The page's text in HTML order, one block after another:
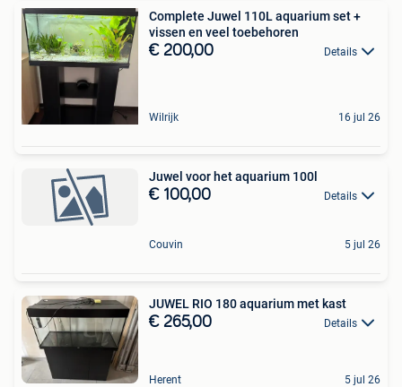
Complete Juwel 110L aquarium set +
vissen en veel toebehoren
€ 200,00 Details
Wilrijk 16 jul 26
Juwel voor het aquarium 100l
€ 100,00 Details
Couvin 5 jul 26
JUWEL RIO 180 aquarium met kast
€ 265,00 Details
Herent 5 jul 26